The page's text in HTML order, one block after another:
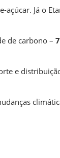
Já o
de carbono –
e